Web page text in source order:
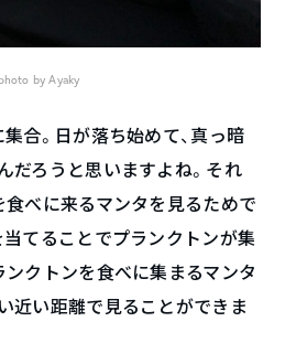
by Ayaky
合。日が落ち始めて、真っ暗
だろうと思いますよね。それ
食べに来るマンタを見るためで
当てることでプランクトンが集
ンクトンを食べに集まるマンタ
近い距離で見ることができま